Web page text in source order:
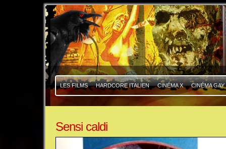
LES FILMS HARDCORE ITALIEN CINÉMA X CINÉMA GAY
Sensi caldi